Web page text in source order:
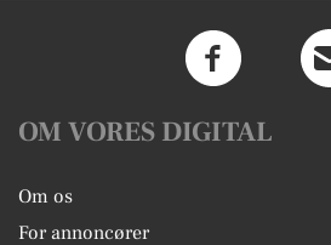
OM VORES DIGITAL
Om os
For annoncører